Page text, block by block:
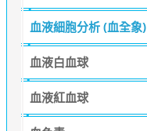
血液細胞分析 (血全象)
血液白血球
血液紅血球